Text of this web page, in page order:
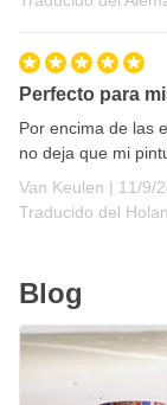
Perfecto para
Por encima de las
no deja que mi
Van Keulen | 11 de
11/9/
Traducido del
Blog